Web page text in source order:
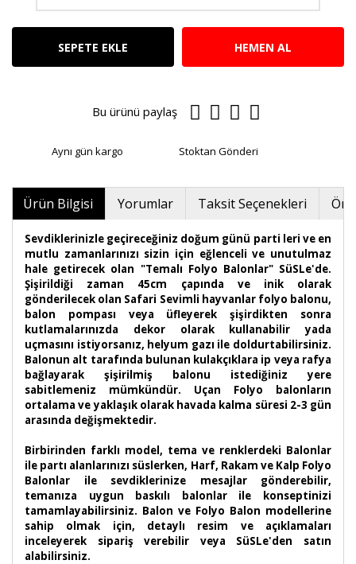
SEPETE EKLE HEMEN AL
Bu ürünü paylaş
Aynı gün kargo Stoktan Gönderi
Ürün Bilgisi Yorumlar Taksit Seçenekleri
Sevdiklerinizle geçireceğiniz doğum günü parti leri ve en
mutlu zamanlarınızı sizin için eğlenceli ve unutulmaz
hale getirecek olan "Temalı Folyo Balonlar" SüSLe'de.
Şişirildiği zaman 45cm çapında ve inik olarak
gönderilecek olan Safari Sevimli hayvanlar folyo balonu,
balon pompası veya üfleyerek şişirdikten sonra
kutlamalarınızda dekor olarak kullanabilir yada
uçmasını istiyorsanız, helyum gazı ile doldurtabilirsiniz.
Balonun alt tarafında bulunan kulakçıklara ip veya rafya
bağlayarak şişirilmiş balonu istediğiniz yere
sabitlemeniz mümkündür. Uçan Folyo balonların
ortalama ve yaklaşık olarak havada kalma süresi 2-3 gün
arasında değişmektedir.
Birbirinden farklı model, tema ve renklerdeki Balonlar
ile partı alanlarınızı süslerken, Harf, Rakam ve Kalp Folyo
Balonlar ile sevdiklerinize mesajlar gönderebilir,
temanıza uygun baskılı balonlar ile konseptinizi
tamamlayabilirsiniz. Balon ve Folyo Balon modellerine
sahip olmak için, detaylı resim ve açıklamaları
inceleyerek sipariş verebilir veya SüSLe'den satın
alabilirsiniz.